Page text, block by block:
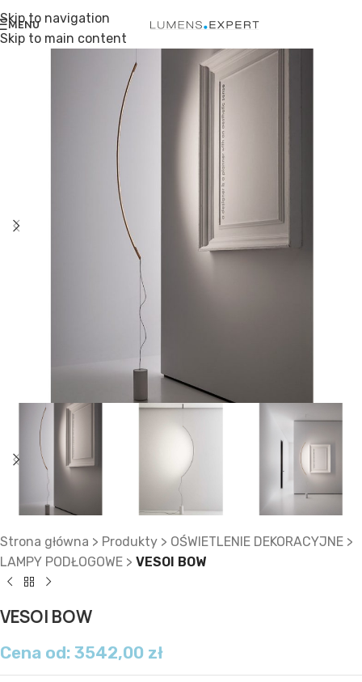
Skip to navigation
Skip to main content
MENU
Strona główna > Produkty > OŚWIETLENIE DEKORACYJNE >
LAMPY PODŁOGOWE > VESOI BOW
VESOI BOW
Cena od: 3542,00 zł